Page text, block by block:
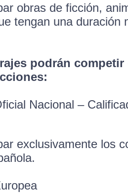
obras de ficción,
tengan una duración
podrán competir
Nacional –
exclusivamente los